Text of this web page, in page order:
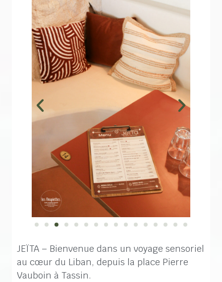
JEÏTA – Bienvenue dans un voyage sensoriel
au cœur du Liban, depuis la place Pierre
Vauboin à Tassin.